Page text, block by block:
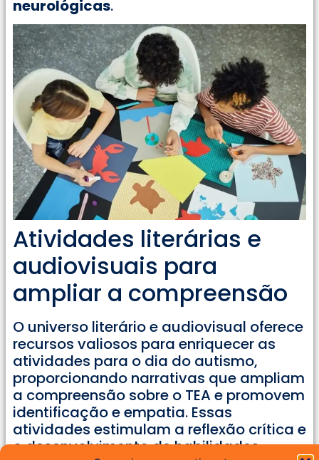
neurológicas.
Atividades literárias e
audiovisuais para
ampliar a compreensão
O universo literário e audiovisual oferece
recursos valiosos para enriquecer as
atividades para o dia do autismo,
proporcionando narrativas que ampliam
a compreensão sobre o TEA e promovem
identificação e empatia. Essas
atividades estimulam a reflexão crítica e
o desenvolvimento de habilidades